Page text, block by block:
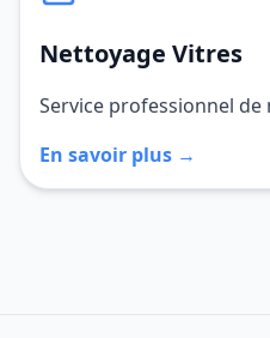
Nettoyage Vitres
Service professionnel de
En savoir plus →